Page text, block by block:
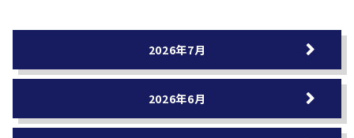
2026年7月
2026年6月